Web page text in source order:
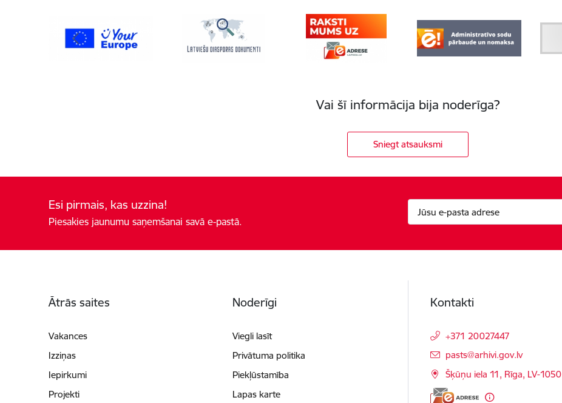
Vai šī informācija bija noderīga?
Sniegt atsauksmi
Esi pirmais, kas uzzina!
Piesakies jaunumu saņemšanai savā e-pastā.
Ātrās saites
Vakances
Izziņas
Iepirkumi
Projekti
Noderīgi
Viegli lasīt
Privātuma politika
Piekļūstamība
Lapas karte
Kontakti
+371 20027447
E-pasts:
pasts@arhivi.gov.lv
Šķūņu iela 11, Rīga, LV-1050